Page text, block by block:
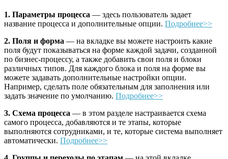
1. Параметры процесса — здесь пользователь задает
название процесса и дополнительные опции. Подробнее>>
2. Поля и форма — на вкладке вы можете настроить какие
поля будут показываться на форме каждой задачи, созданной
по бизнес-процессу, а также добавить свои поля и блоки
различных типов. Для каждого блока и поля на форме вы
можете задавать дополнительные настройки опции.
Например, сделать поле обязательным для заполнения или
задать значение по умолчанию. Подробнее>>
3. Схема процесса — в этом разделе настраивается схема
самого процесса, добавляются и те этапы, которые
выполняются сотрудниками, и те, которые система выполняет
автоматически. Подробнее>>